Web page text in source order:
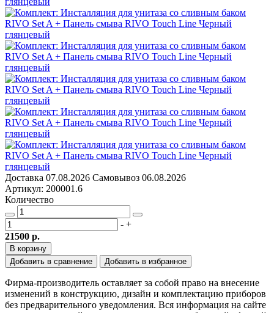
Доставка 07.08.2026 Самовывоз 06.08.2026
Артикул: 200001.6
Количество
- +
21500 р.
В корзину
Добавить в сравнение
Добавить в избранное
Фирма-производитель оставляет за собой право на внесение
изменений в конструкцию, дизайн и комплектацию приборов
без предварительного уведомления. Вся информация на сайте